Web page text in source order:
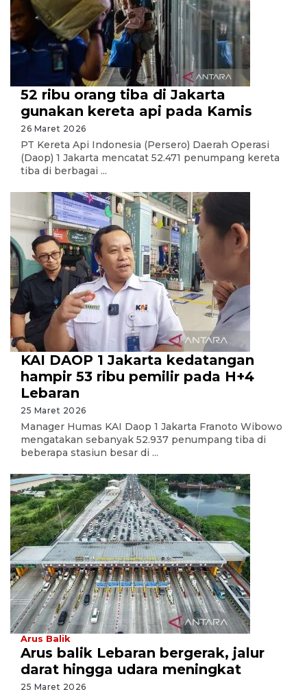
52 ribu orang tiba di Jakarta
gunakan kereta api pada Kamis
26 Maret 2026
PT Kereta Api Indonesia (Persero) Daerah Operasi
(Daop) 1 Jakarta mencatat 52.471 penumpang kereta
tiba di berbagai ...
KAI DAOP 1 Jakarta kedatangan
hampir 53 ribu pemilir pada H+4
Lebaran
25 Maret 2026
Manager Humas KAI Daop 1 Jakarta Franoto Wibowo
mengatakan sebanyak 52.937 penumpang tiba di
beberapa stasiun besar di ...
Arus Balik
Arus balik Lebaran bergerak, jalur
darat hingga udara meningkat
25 Maret 2026